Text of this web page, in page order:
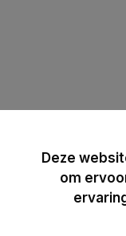
Deze
om